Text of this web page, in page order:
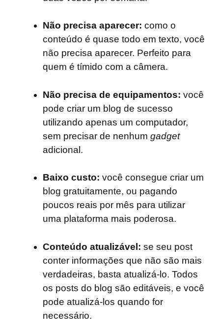
Não precisa aparecer: como o
conteúdo é quase todo em texto, você
não precisa aparecer. Perfeito para
quem é tímido com a câmera.
Não precisa de equipamentos: você
pode criar um blog de sucesso
utilizando apenas um computador,
sem precisar de nenhum gadget
adicional.
Baixo custo: você consegue criar um
blog gratuitamente, ou pagando
poucos reais por mês para utilizar
uma plataforma mais poderosa.
Conteúdo atualizável: se seu post
conter informações que não são mais
verdadeiras, basta atualizá-lo. Todos
os posts do blog são editáveis, e você
pode atualizá-los quando for
necessário.